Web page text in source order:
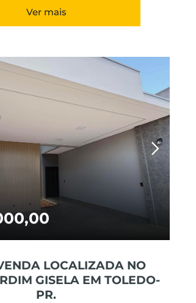
Ver mais
LOCALIZADA NO
GISELA EM TOLEDO-
PR.